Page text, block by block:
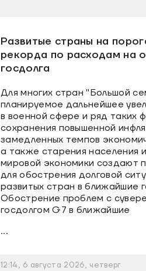
Развитые страны на
рекорда по расходам на
госдолга
Для многих стран "Большой
планируемое дальнейшее
в военной сфере и ряд таких
сохранения повышенной
замедленных темпов
а также старения населения
мировой экономики создают
для обострения долговой
развитых стран в ближайшие
Обострение проблем с
госдолгом G7 в ближайшие
...
12:14, 6 августа 2026, четверг